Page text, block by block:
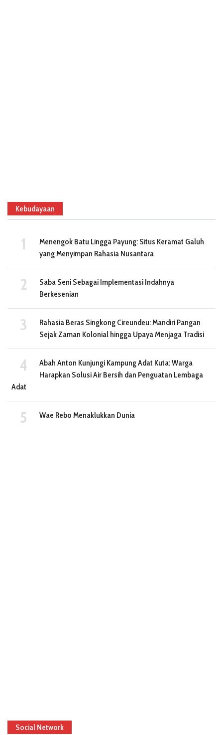
Kebudayaan
Menengok Batu Lingga Payung: Situs Keramat Galuh
yang Menyimpan Rahasia Nusantara
Saba Seni Sebagai Implementasi Indahnya
Berkesenian
Rahasia Beras Singkong Cireundeu: Mandiri Pangan
Sejak Zaman Kolonial hingga Upaya Menjaga Tradisi
Abah Anton Kunjungi Kampung Adat Kuta: Warga
Harapkan Solusi Air Bersih dan Penguatan Lembaga
Adat
Wae Rebo Menaklukkan Dunia
Social Network